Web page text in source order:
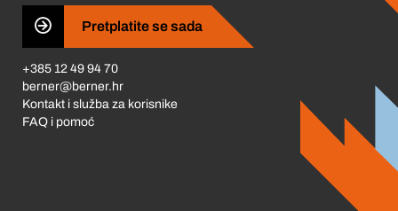
Pretplatite se sada
+385 12 49 94 70
berner@berner.hr
Kontakt i služba za korisnike
FAQ i pomoć